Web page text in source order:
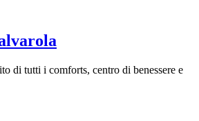
di tutti i comforts, centro di benessere e